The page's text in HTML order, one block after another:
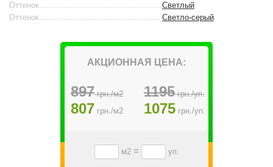
Светлый
Оттенок
Светло-серый
Оттенок
АКЦИОННАЯ ЦЕНА:
897грн./м2
807 грн./м2
1195грн./уп.
1075 грн./уп.
м2= уп.